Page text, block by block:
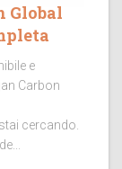
Global
e
Carbon
cercando.